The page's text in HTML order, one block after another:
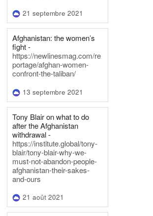
21 septembre 2021
Afghanistan: the women’s
fight -
https://newlinesmag.com/re
portage/afghan-women-
confront-the-taliban/
13 septembre 2021
Tony Blair on what to do
after the Afghanistan
withdrawal -
https://institute.global/tony-
blair/tony-blair-why-we-
must-not-abandon-people-
afghanistan-their-sakes-
and-ours
21 août 2021